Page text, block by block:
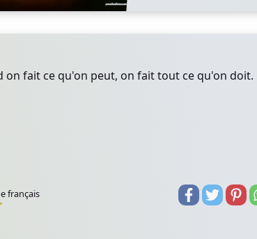
on fait ce qu'on peut, on fait tout ce qu'on doit.
français